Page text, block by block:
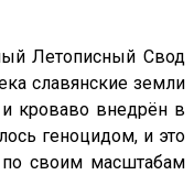
Летописный Свод
славянские земли
кроваво внедрён в
геноцидом, и это
по своим масштабам